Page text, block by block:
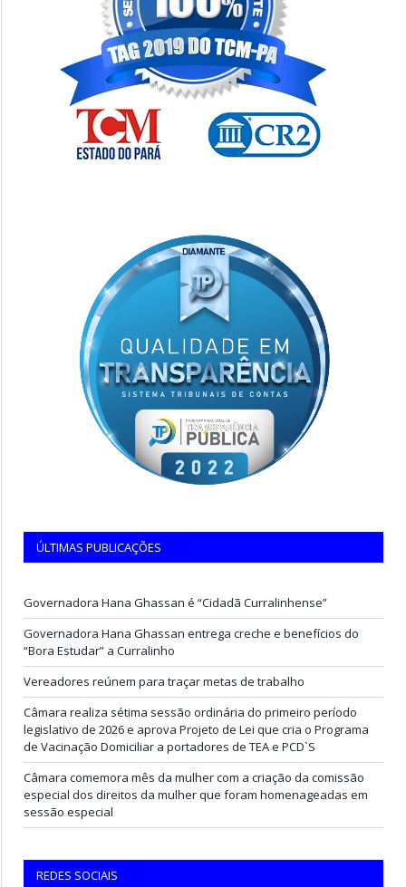
ÚLTIMAS PUBLICAÇÕES
Governadora Hana Ghassan é “Cidadã Curralinhense”
Governadora Hana Ghassan entrega creche e benefícios do
“Bora Estudar” a Curralinho
Vereadores reúnem para traçar metas de trabalho
Câmara realiza sétima sessão ordinária do primeiro período
legislativo de 2026 e aprova Projeto de Lei que cria o Programa
de Vacinação Domiciliar a portadores de TEA e PCD`S
Câmara comemora mês da mulher com a criação da comissão
especial dos direitos da mulher que foram homenageadas em
sessão especial
REDES SOCIAIS